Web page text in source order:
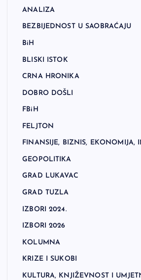
ANALIZA
BEZBIJEDNOST U SAOBRAĆAJU
BiH
BLISKI ISTOK
CRNA HRONIKA
DOBRO DOŠLI
FBiH
FELJTON
FINANSIJE, BIZNIS, EKONOMIJA,
GEOPOLITIKA
GRAD LUKAVAC
GRAD TUZLA
IZBORI 2024.
IZBORI 2026
KOLUMNA
KRIZE I SUKOBI
KULTURA, KNJIŽEVNOST I